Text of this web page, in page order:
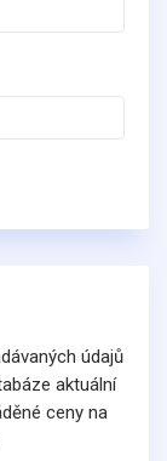
údajů
aktuální
ceny na